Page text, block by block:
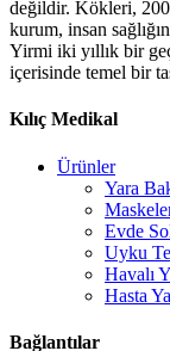
değildir. Kökleri,
kurum, insan
Yirmi iki yıllık bir
içerisinde temel bir
Kılıç Medikal
Ürünler
Yara
Evde
Uyku
Havalı
Hasta
Bağlantılar